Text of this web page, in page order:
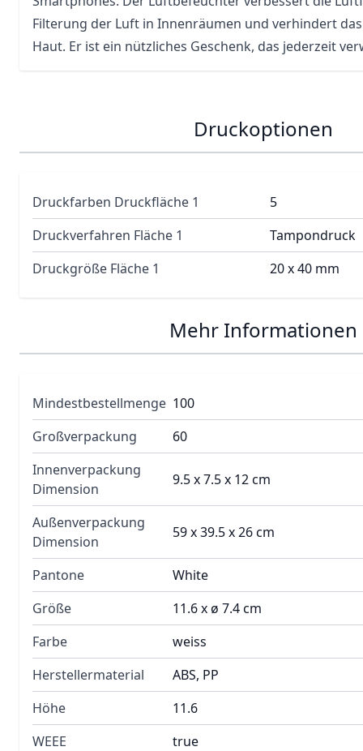
Filterung der Luft in Innenräumen und verhindert
Haut. Er ist ein nützliches Geschenk, das jederzeit
Druckoptionen
Druckfarben Druckfläche 1
5
Druckverfahren Fläche 1
Tampondruck
Druckgröße Fläche 1
20 x 40 mm
Mehr Informationen
Mindestbestellmenge 100
Großverpackung
60
Innenverpackung
Dimension
9.5 x 7.5 x 12 cm
Außenverpackung
Dimension
59 x 39.5 x 26 cm
Pantone
White
Größe
11.6 x ø 7.4 cm
Farbe
weiss
Herstellermaterial
ABS, PP
Höhe
11.6
WEEE
true